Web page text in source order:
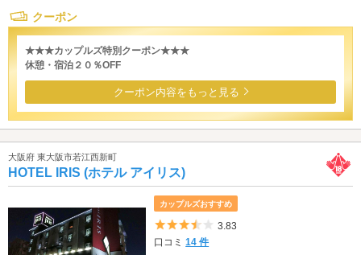
クーポン
★★★カップルズ特別クーポン★★★
休憩・宿泊２０％OFF
クーポン内容をもっと見る
大阪府 東大阪市若江西新町
HOTEL IRIS (ホテル アイリス)
カップルズおすすめ
5つ星のうち3.5
3.83
口コミ14 件